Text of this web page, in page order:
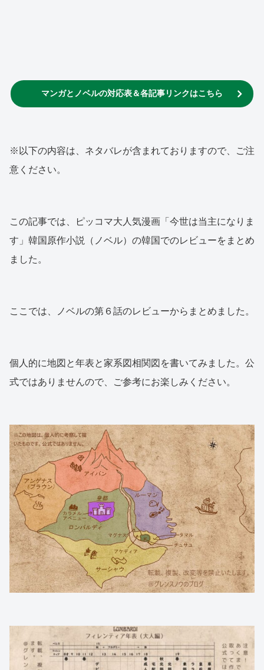
マンガとノベルの対応表＆各記事リンクはこちら
※以下の内容は、ネタバレが含まれておりますので、ご注
意ください。
この記事では、ピッコマ大人気漫画「今世は当主になりま
す」韓国原作小説（ノベル）の韓国でのレビューをまとめ
ました。
ここでは、ノベルの第６話のレビューからまとめました。
個人的に地図と年表と家系図相関図を書いてみました。公
式ではありませんので、ご参考にお楽しみください。